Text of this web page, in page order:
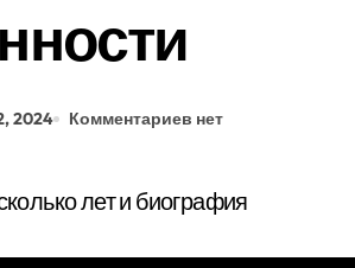
2024 Комментариев нет